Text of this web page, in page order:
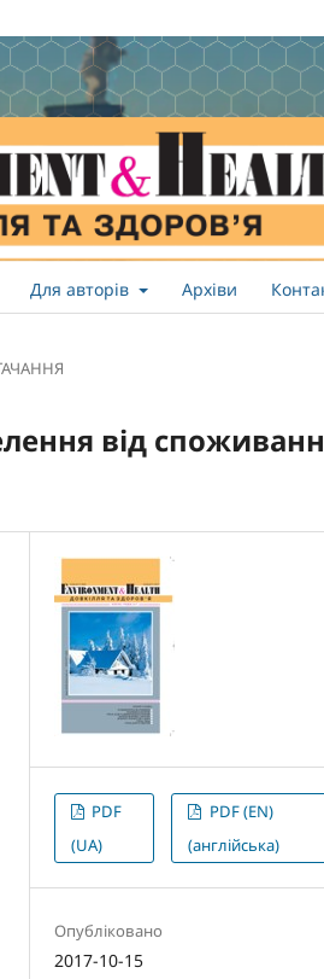
Для авторів Архіви
від
PDF
(UA)
PDF (EN)
(англійська)
Опубліковано
2017-10-15